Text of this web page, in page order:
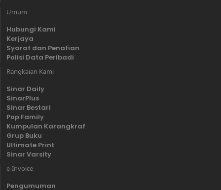
Umum
Hubungi Kami
Kerjaya
Syarat dan Penafian
Polisi Data Peribadi
Rangkaian Kami
Sinar Daily
SinarPlus
Sinar Bestari
Pop Family
Kumpulan Karangkraf
Grup Buku
Ultimate Print
Sinar Varsity
e-Invoice
Pengumuman